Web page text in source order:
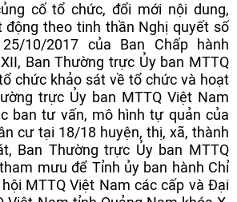
cố tổ chức, đổi mới nội dung,
động theo tinh thần Nghị quyết số
10/2017 của Ban Chấp hành
Ban Thường trực Ủy ban MTTQ
chức khảo sát về tổ chức và hoạt
trực Ủy ban MTTQ Việt Nam
ban tư vấn, mô hình tự quản của
cư tại 18/18 huyện, thị, xã, thành
Ban Thường trực Ủy ban MTTQ
mưu để Tỉnh ủy ban hành Chỉ
MTTQ Việt Nam các cấp và Đại